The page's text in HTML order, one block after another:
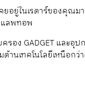
ยู่ในเรดาร์ของคุณมา
แลพทอพ
อง GADGET และ
นเทคโนโลยีเหนือกว่